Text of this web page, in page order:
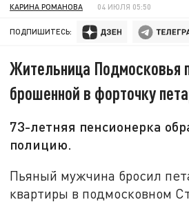
КАРИНА РОМАНОВА 04 ИЮЛЯ 05:50
ПОДПИШИТЕСЬ:
Жительница Подмосковья
брошенной в форточку
73-летняя пенсионерка
полицию.
Пьяный мужчина бросил
квартиры в подмосковном